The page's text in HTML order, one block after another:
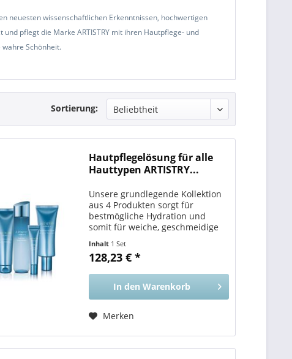
neuesten wissenschaftlichen Erkenntnissen, hochwertigen
pflegt die Marke ARTISTRY mit ihren Hautpflege- und
Schönheit.
Sortierung:
Hautpflegelösung für alle
Hauttypen ARTISTRY...
Unsere grundlegende Kollektion
aus 4 Produkten sorgt für
bestmögliche Hydration und
somit für weiche, geschmeidige
zu einem Rabatt von 10 %!
Vorteile für Sie Maximiert die
Feuchtigkeitsversorgung Ihrer...
Inhalt 1 Set
128,23 € *
In den Warenkorb
Merken